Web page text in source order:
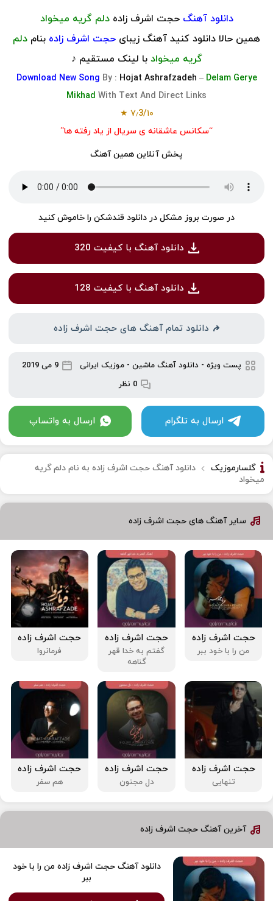
دانلود آهنگحجت اشرف زاده دلم گریه میخواد
همین حالا دانلود کنید آهنگ زیبای حجت اشرف زاده بنام دلم
گریه میخواد با لینک مستقیم ♪
Download New Song By : Hojat Ashrafzadeh –Delam Gerye
Mikhad With Text And Direct Links
۷٫3/۱۰ ★
“سکانس عاشقانه ی سریال از یاد رفته ها”
پخش آنلاین همین آهنگ
در صورت بروز مشکل در دانلود قندشکن را خاموش کنید
دانلود آهنگ با کیفیت 320
دانلود آهنگ با کیفیت 128
دانلود تمام آهنگ های حجت اشرف زاده
پست ویژه- دانلود آهنگ ماشین- موزیک ایرانی
9 می 2019
0 نظر
ارسال به تلگرام ارسال به واتساپ
گلسارموزیک
دانلود آهنگ حجت اشرف زاده به نام دلم گریه
میخواد
سایر آهنگ های حجت اشرف زاده
حجت اشرف زاده
من را با خود ببر
حجت اشرف زاده
گفتم به خدا قهر
گناهه
حجت اشرف زاده
فرمانروا
حجت اشرف زاده
تنهایی
حجت اشرف زاده
دل مجنون
حجت اشرف زاده
هم سفر
آخرین آهنگ حجت اشرف زاده
دانلود آهنگ حجت اشرف زاده من را با خود
ببر